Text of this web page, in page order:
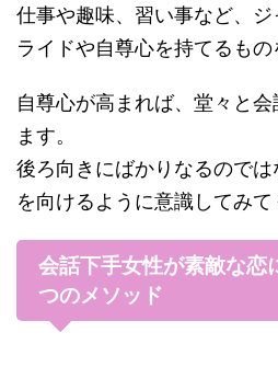
仕事や趣味、習い事など、
ライドや自尊心を持てるもの
自尊心が高まれば、堂々と
ます。
後ろ向きにばかりなるので
を向けるように意識してみて
会話下手女性が素敵な恋
つのメソッド